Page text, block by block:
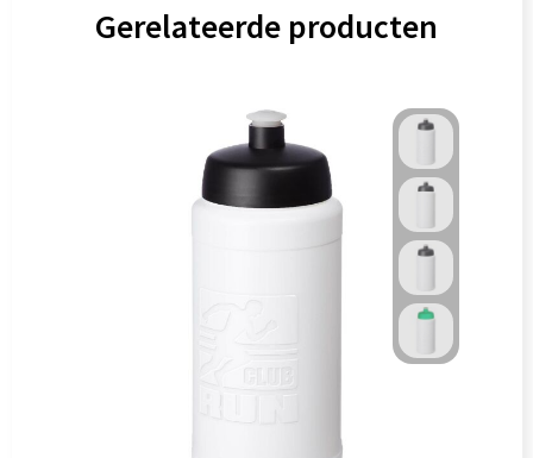
Gerelateerde producten